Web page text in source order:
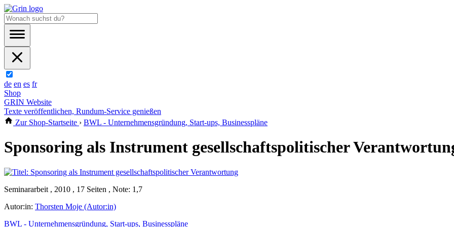
de en es fr
Shop
GRIN Website
Texte veröffentlichen, Rundum-Service genießen
Zur Shop-Startseite › BWL - Unternehmensgründung, Start-ups, Businesspläne
Sponsoring als Instrument gesellschaftspolitischer
Seminararbeit , 2010 , 17 Seiten , Note: 1,7
Autor:in: Thorsten Moje (Autor:in)
BWL - Unternehmensgründung, Start-ups, Businesspläne